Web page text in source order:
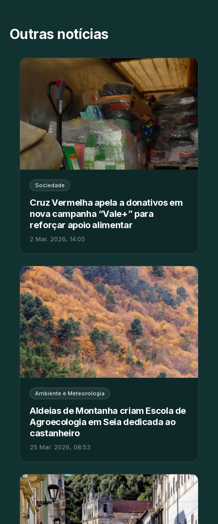
Outras notícias
Sociedade
Cruz Vermelha apela a donativos em
nova campanha “Vale+” para
reforçar apoio alimentar
2 Mar. 2026, 14:05
Ambiente e Meteorologia
Aldeias de Montanha criam Escola de
Agroecologia em Seia dedicada ao
castanheiro
25 Mar. 2026, 08:53